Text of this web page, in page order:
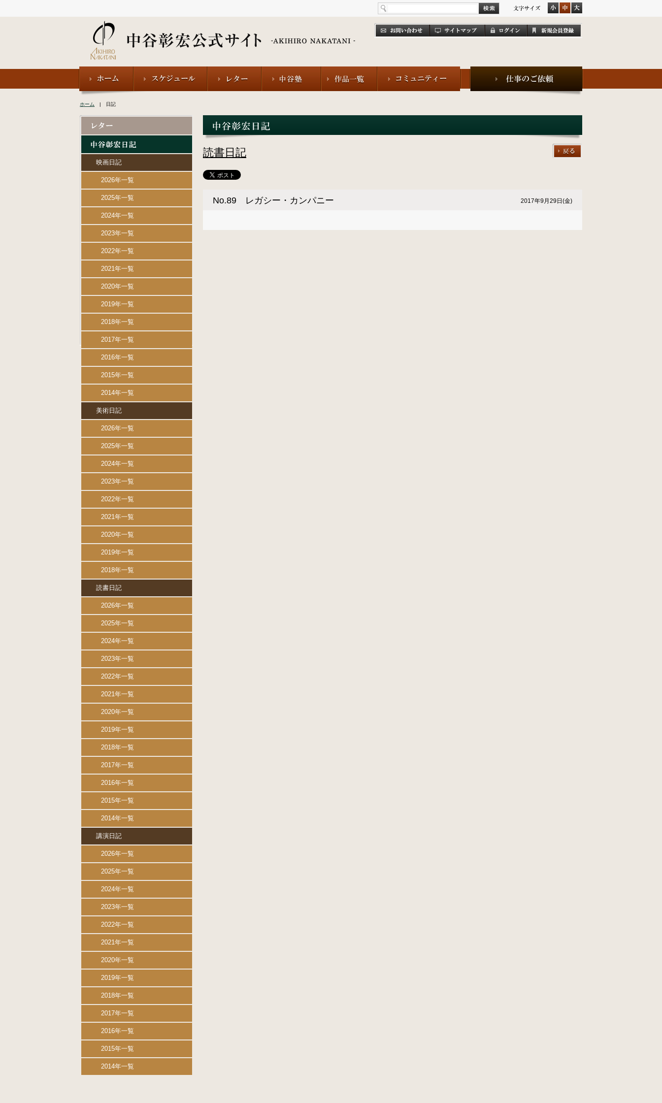
ホーム | 日記
読書日記
No.89 レガシー・カンパニー 2017年9月29日(金)
映画日記
2026年一覧
2025年一覧
2024年一覧
2023年一覧
2022年一覧
2021年一覧
2020年一覧
2019年一覧
2018年一覧
2017年一覧
2016年一覧
2015年一覧
2014年一覧
美術日記
2026年一覧
2025年一覧
2024年一覧
2023年一覧
2022年一覧
2021年一覧
2020年一覧
2019年一覧
2018年一覧
読書日記
2026年一覧
2025年一覧
2024年一覧
2023年一覧
2022年一覧
2021年一覧
2020年一覧
2019年一覧
2018年一覧
2017年一覧
2016年一覧
2015年一覧
2014年一覧
講演日記
2026年一覧
2025年一覧
2024年一覧
2023年一覧
2022年一覧
2021年一覧
2020年一覧
2019年一覧
2018年一覧
2017年一覧
2016年一覧
2015年一覧
2014年一覧